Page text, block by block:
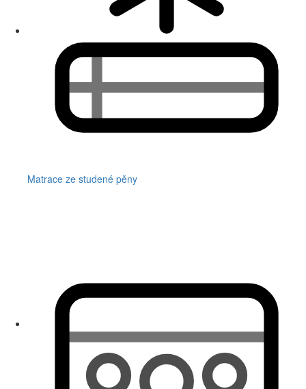
Matrace ze studené pěny